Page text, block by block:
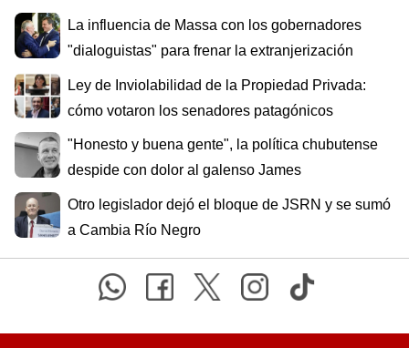
La influencia de Massa con los gobernadores
"dialoguistas" para frenar la extranjerización
Ley de Inviolabilidad de la Propiedad Privada:
cómo votaron los senadores patagónicos
"Honesto y buena gente", la política chubutense
despide con dolor al galenso James
Otro legislador dejó el bloque de JSRN y se sumó
a Cambia Río Negro